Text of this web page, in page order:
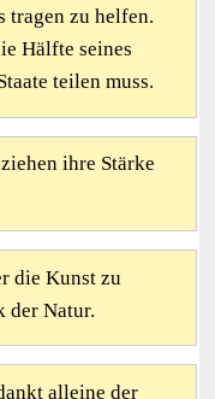
tragen zu helfen.
Hälfte seines
teilen muss.
ihre Stärke
die Kunst zu
der Natur.
alleine der